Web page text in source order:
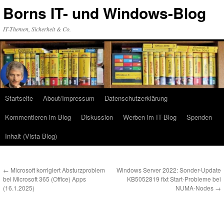
Inhalt
Borns IT- und Windows-Blog
IT-Themen, Sicherheit & Co.
Startseite About/Impressum
Datenschutzerklärung
Kommentieren im Blog
Diskussion Werben im IT-Blog
Spenden
Inhalt (Vista Blog)
← Microsoft korrigiert Absturzproblem
bei Microsoft 365 (Office) Apps
(16.1.2025)
Windows Server 2022: Sonder-Update
KB5052819 fixt Start-Probleme bei
NUMA-Nodes →